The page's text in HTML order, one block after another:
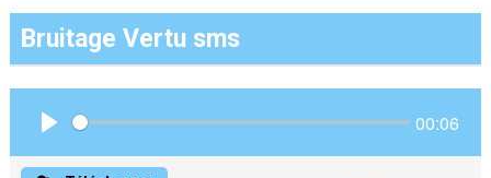
Bruitage Vertu sms
00:06